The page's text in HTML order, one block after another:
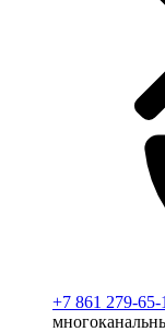
+7 861 279-65-